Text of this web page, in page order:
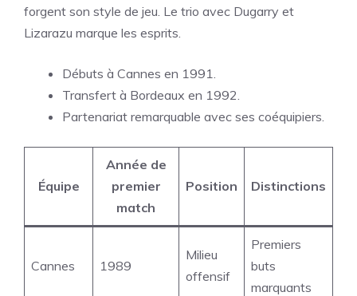
forgent son style de jeu. Le trio avec Dugarry et
Lizarazu marque les esprits.
Débuts à Cannes en 1991.
Transfert à Bordeaux en 1992.
Partenariat remarquable avec ses coéquipiers.
Équipe
Année de
premier
match
Position Distinctions
Cannes 1989
Milieu
offensif
Premiers
buts
marquants